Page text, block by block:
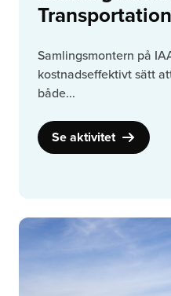
Samlingsmontern på
kostnadseffektivt sätt
både...
Se aktivitet